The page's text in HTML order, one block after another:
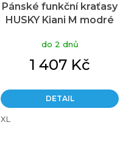
Pánské funkční kraťasy
HUSKY Kiani M modré
do 2 dnů
1 407 Kč
DETAIL
XL